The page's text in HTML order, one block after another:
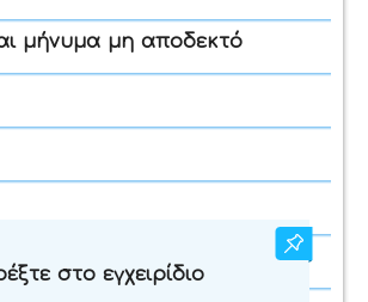
μήνυμα μη αποδεκτό
στο εγχειρίδιο